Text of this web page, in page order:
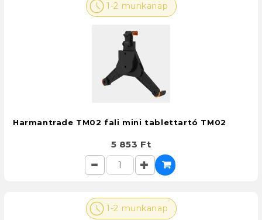
1-2 munkanap
Harmantrade TM02 fali mini tablettartó TM02
5 853 Ft
1-2 munkanap